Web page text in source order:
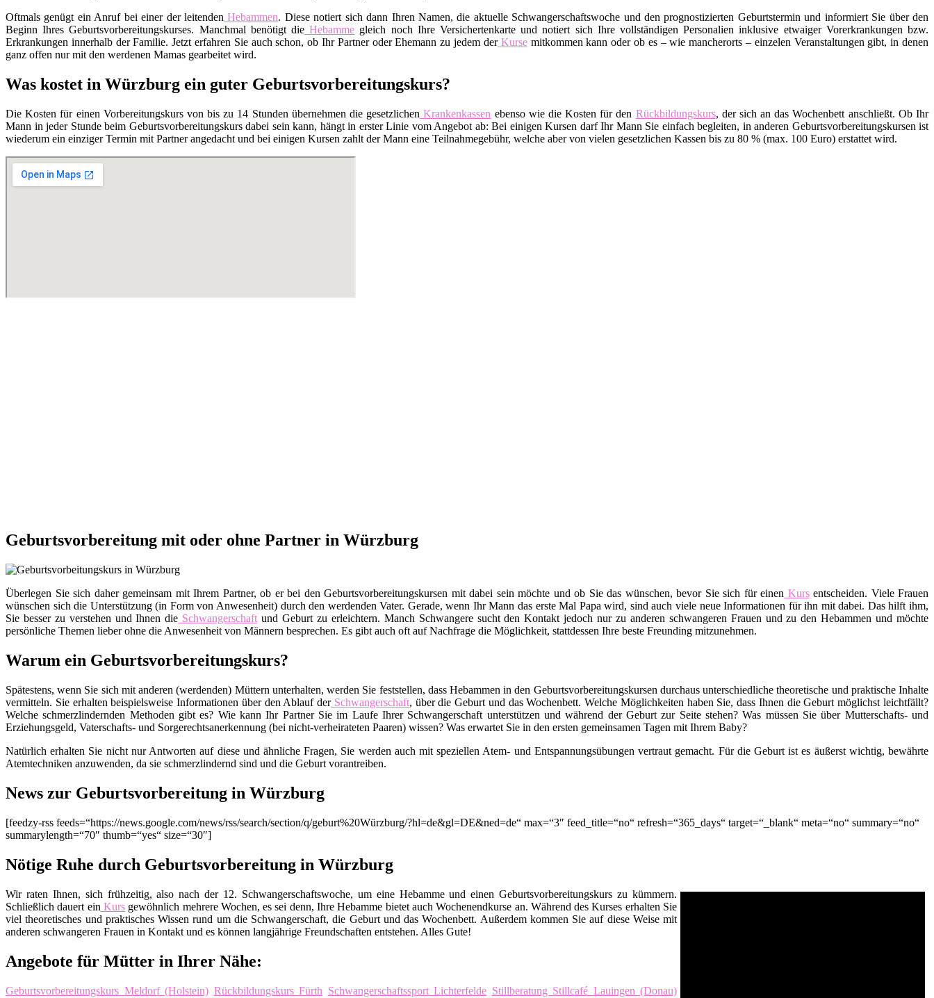
Oftmals genügt ein Anruf bei einer der leitenden Hebammen. Diese notiert sich dann Ihren Namen, die aktuelle Schwangerschaftswoche und den prognostizierten Geburtstermin und informiert Sie über den
Beginn Ihres Geburtsvorbereitungskurses. Manchmal benötigt die Hebamme gleich noch Ihre Versichertenkarte und notiert sich Ihre vollständigen Personalien inklusive etwaiger Vorerkrankungen bzw.
Erkrankungen innerhalb der Familie. Jetzt erfahren Sie auch schon, ob Ihr Partner oder Ehemann zu jedem derKursemitkommen kann oder ob es – wie mancherorts – einzelen Veranstaltungen gibt, in denen
ganz offen nur mit den werdenen Mamas gearbeitet wird.
Was kostet in Würzburg ein guter Geburtsvorbereitungskurs?
Die Kosten für einen Vorbereitungskurs von bis zu 14 Stunden übernehmen die gesetzlichen Krankenkassen ebenso wie die Kosten für den Rückbildungskurs, der sich an das Wochenbett anschließt. Ob Ihr
Mann in jeder Stunde beim Geburtsvorbereitungskurs dabei sein kann, hängt in erster Linie vom Angebot ab: Bei einigen Kursen darf Ihr Mann Sie einfach begleiten, in anderen Geburtsvorbereitungskursen ist
wiederum ein einziger Termin mit Partner angedacht und bei einigen Kursen zahlt der Mann eine Teilnahmegebühr, welche aber von vielen gesetzlichen Kassen bis zu 80 % (max. 100 Euro) erstattet wird.
Geburtsvorbereitung mit oder ohne Partner in Würzburg
Überlegen Sie sich daher gemeinsam mit Ihrem Partner, ob er bei den Geburtsvorbereitungskursen mit dabei sein möchte und ob Sie das wünschen, bevor Sie sich für einen Kursentscheiden. Viele Frauen
wünschen sich die Unterstützung (in Form von Anwesenheit) durch den werdenden Vater. Gerade, wenn Ihr Mann das erste Mal Papa wird, sind auch viele neue Informationen für ihn mit dabei. Das hilft ihm,
Sie besser zu verstehen und Ihnen die Schwangerschaft und Geburt zu erleichtern. Manch Schwangere sucht den Kontakt jedoch nur zu anderen schwangeren Frauen und zu den Hebammen und möchte
persönliche Themen lieber ohne die Anwesenheit von Männern besprechen. Es gibt auch oft auf Nachfrage die Möglichkeit, stattdessen Ihre beste Freunding mitzunehmen.
Warum ein Geburtsvorbereitungskurs?
Spätestens, wenn Sie sich mit anderen (werdenden) Müttern unterhalten, werden Sie feststellen, dass Hebammen in den Geburtsvorbereitungskursen durchaus unterschiedliche theoretische und praktische Inhalte
vermitteln. Sie erhalten beispielsweise Informationen über den Ablauf derSchwangerschaft, über die Geburt und das Wochenbett. Welche Möglichkeiten haben Sie, dass Ihnen die Geburt möglichst leichtfällt?
Welche schmerzlindernden Methoden gibt es? Wie kann Ihr Partner Sie im Laufe Ihrer Schwangerschaft unterstützen und während der Geburt zur Seite stehen? Was müssen Sie über Mutterschafts- und
Erziehungsgeld, Vaterschafts- und Sorgerechtsanerkennung (bei nicht-verheirateten Paaren) wissen? Was erwartet Sie in den ersten gemeinsamen Tagen mit Ihrem Baby?
Natürlich erhalten Sie nicht nur Antworten auf diese und ähnliche Fragen, Sie werden auch mit speziellen Atem- und Entspannungsübungen vertraut gemacht. Für die Geburt ist es äußerst wichtig, bewährte
Atemtechniken anzuwenden, da sie schmerzlindernd sind und die Geburt vorantreiben.
News zur Geburtsvorbereitung in Würzburg
[feedzy-rss feeds=“https://news.google.com/news/rss/search/section/q/geburt%20Würzburg/?hl=de&gl=DE&ned=de“ max=“3″ feed_title=“no“ refresh=“365_days“ target=“_blank“ meta=“no“ summary=“no“
summarylength=“70″ thumb=“yes“ size=“30″]
Nötige Ruhe durch Geburtsvorbereitung in Würzburg
Wir raten Ihnen, sich frühzeitig, also nach der 12. Schwangerschaftswoche, um eine Hebamme und einen Geburtsvorbereitungskurs zu kümmern.
Schließlich dauert ein Kursgewöhnlich mehrere Wochen, es sei denn, Ihre Hebamme bietet auch Wochenendkurse an. Während des Kurses erhalten Sie
viel theoretisches und praktisches Wissen rund um die Schwangerschaft, die Geburt und das Wochenbett. Außerdem kommen Sie auf diese Weise mit
anderen schwangeren Frauen in Kontakt und es können langjährige Freundschaften entstehen. Alles Gute!
Angebote für Mütter in Ihrer Nähe:
Geburtsvorbereitungskurs Meldorf (Holstein) Rückbildungskurs Fürth Schwangerschaftssport Lichterfelde Stillberatung Stillcafé Lauingen (Donau)